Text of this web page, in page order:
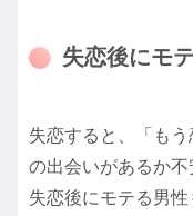
失恋後にモ
失恋すると、「も
の出会いがあるか
失恋後にモテる男性